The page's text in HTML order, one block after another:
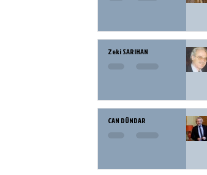
Zeki SARIHAN
CAN DÜNDAR